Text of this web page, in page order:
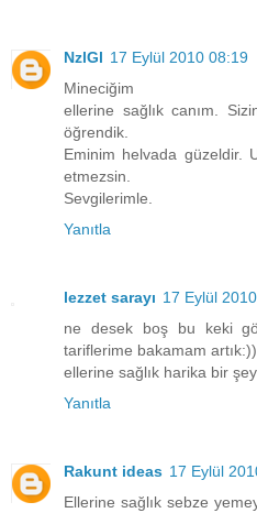
NzlGl 17 Eylül 2010 08:19
Mineciğim
ellerine sağlık canım.
öğrendik.
Eminim helvada güzeldir.
etmezsin.
Sevgilerimle.
Yanıtla
lezzet sarayı 17 Eylül
ne desek boş bu keki
tariflerime bakamam artık:))
ellerine sağlık harika bir şey
Yanıtla
Rakunt ideas 17 Eylül
Ellerine sağlık sebze